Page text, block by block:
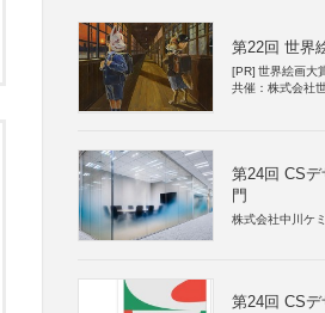
第22回 世界
[PR] 世界絵画大
共催：株式会社
第24回 CS
門
株式会社中川ケ
第24回 CS